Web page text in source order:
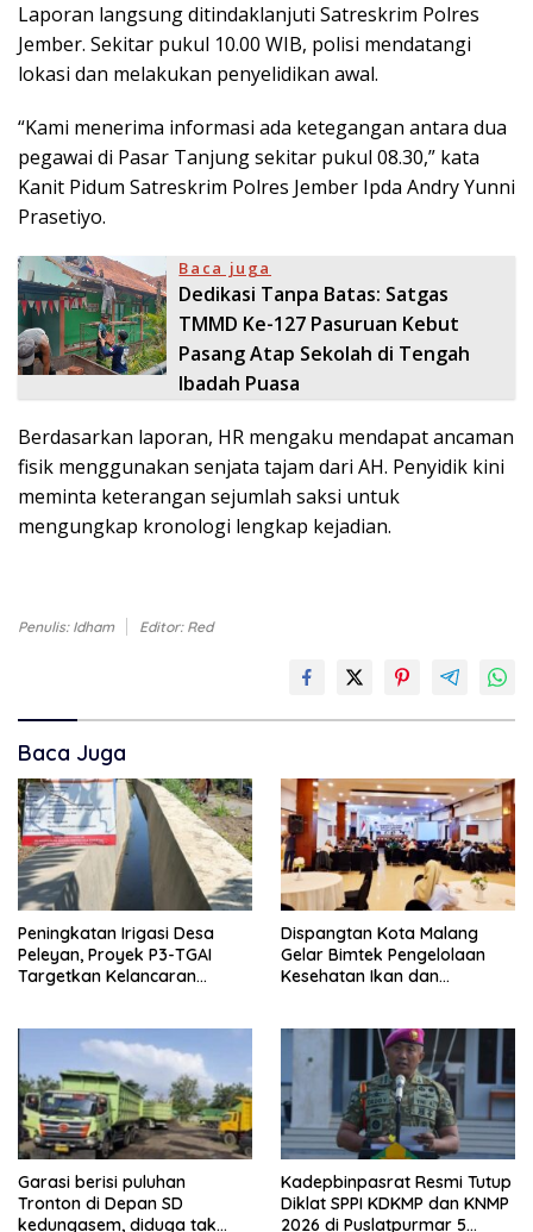
Laporan langsung ditindaklanjuti Satreskrim Polres
Jember. Sekitar pukul 10.00 WIB, polisi mendatangi
lokasi dan melakukan penyelidikan awal.
“Kami menerima informasi ada ketegangan antara dua
pegawai di Pasar Tanjung sekitar pukul 08.30,” kata
Kanit Pidum Satreskrim Polres Jember Ipda Andry Yunni
Prasetiyo.
Baca juga
Dedikasi Tanpa Batas: Satgas
TMMD Ke-127 Pasuruan Kebut
Pasang Atap Sekolah di Tengah
Ibadah Puasa
Berdasarkan laporan, HR mengaku mendapat ancaman
fisik menggunakan senjata tajam dari AH. Penyidik kini
meminta keterangan sejumlah saksi untuk
mengungkap kronologi lengkap kejadian.
Penulis: Idham Editor: Red
Baca Juga
Peningkatan Irigasi Desa
Peleyan, Proyek P3-TGAI
Targetkan Kelancaran
Dispangtan Kota Malang
Gelar Bimtek Pengelolaan
Kesehatan Ikan dan
Garasi berisi puluhan
Tronton di Depan SD
kedungasem, diduga tak
Kadepbinpasrat Resmi Tutup
Diklat SPPI KDKMP dan KNMP
2026 di Puslatpurmar 5